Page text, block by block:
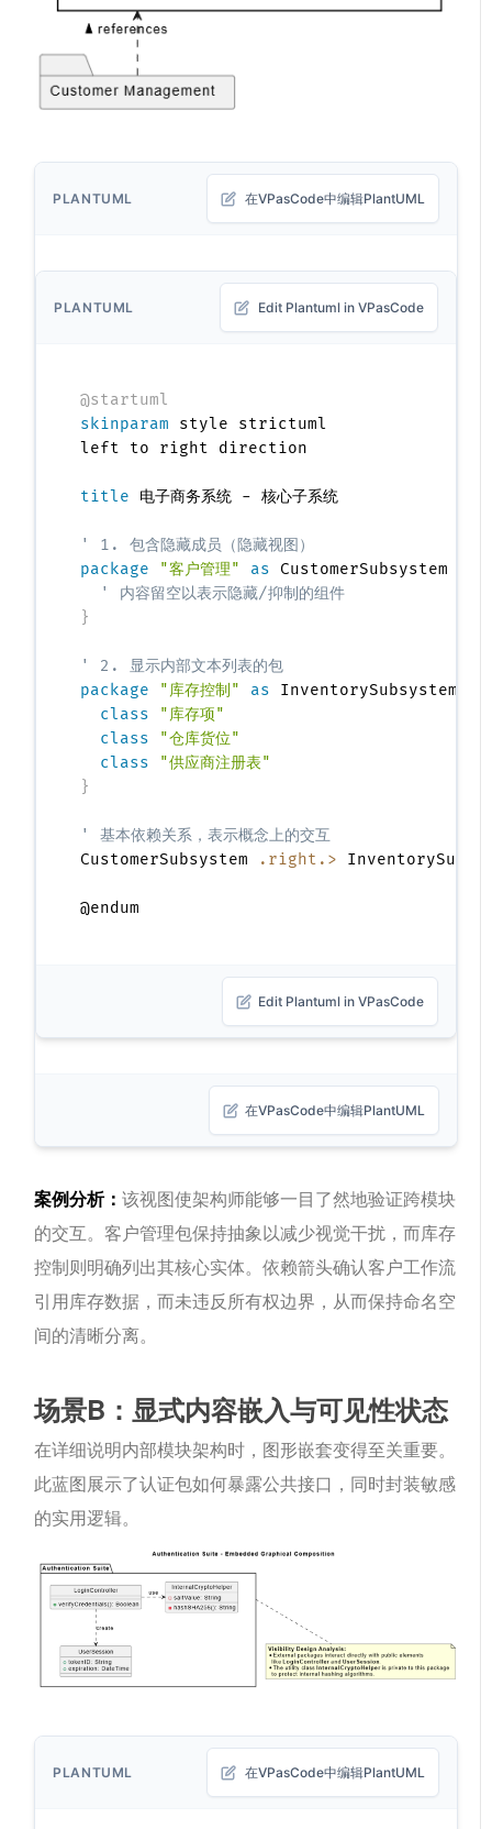
PLANTUML 在VPasCode中编辑PlantUML
PLANTUML Edit Plantuml in VPasCode
@startuml
skinparam style strictuml
left to right direction
title 电子商务系统 - 核心子系统
' 1. 包含隐藏成员（隐藏视图）
package
"客户管理" as CustomerSubsystem
' 内容留空以表示隐藏/抑制的组件
}
' 2. 显示内部文本列表的包
package
"库存控制" as InventorySubsystem
class
"库存项"
class
"仓库货位"
class
"供应商注册表"
}
' 基本依赖关系，表示概念上的交互
CustomerSubsystem
.right.>
Edit Plantuml in VPasCode
在VPasCode中编辑PlantUML
案例分析：该视图使架构师能够一目了然地验证跨模块
的交互。客户管理包保持抽象以减少视觉干扰，而库存
控制则明确列出其核心实体。依赖箭头确认客户工作流
引用库存数据，而未违反所有权边界，从而保持命名空
间的清晰分离。
场景B：显式内容嵌入与可见性状态
在详细说明内部模块架构时，图形嵌套变得至关重要。
此蓝图展示了认证包如何暴露公共接口，同时封装敏感
的实用逻辑。
PLANTUML 在VPasCode中编辑PlantUML